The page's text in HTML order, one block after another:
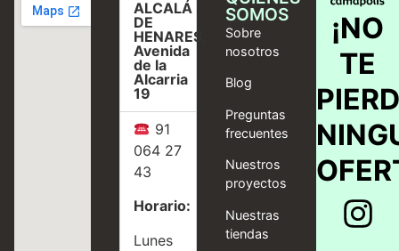
ALCALÁ
DE
HENARES,
Avenida
de la
Alcarria
19
91
064 27
43
Horario:
Lunes
SOMOS
Sobre
nosotros
Blog
Preguntas
frecuentes
Nuestros
proyectos
Nuestras
tiendas
¡NO
TE